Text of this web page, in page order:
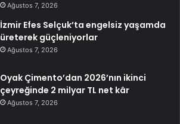
Ağustos 7, 2026
İzmir Efes Selçuk’ta engelsiz yaşamda
üreterek güçleniyorlar
Ağustos 7, 2026
Oyak Çimento’dan 2026’nın ikinci
çeyreğinde 2 milyar TL net kâr
Ağustos 7, 2026